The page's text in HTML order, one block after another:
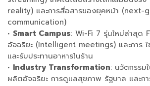
reality) และการสื่อสารของยุคหน้า (next-
communication)
• Smart Campus: Wi-Fi 7 รุ่นใหม่ล่าสุด
อัจฉริยะ (Intelligent meetings) และการ
และรับประทานอาหารในร้าน
• Industry Transformation: นวัตกรรม
ผลิตอัจฉริยะ การดูแลสุขภาพ รัฐบาล และกา